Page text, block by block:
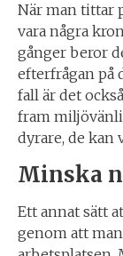
När man tittar
vara några
gånger beror
efterfrågan på
fall är det
fram
dyrare, de kan
Minska
Ett annat sätt
genom att